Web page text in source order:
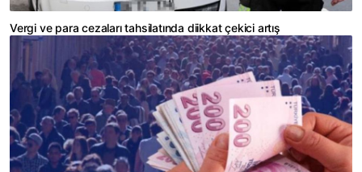
Vergi ve para cezaları tahsilatında diikkat çekici artış